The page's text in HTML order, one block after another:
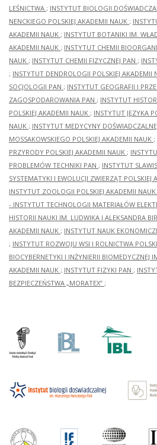
LEŚNICTWA ; INSTYTUT BIOLOGII
NENCKIEGO POLSKIEJ AKADEMII NAUK ;
AKADEMII NAUK ; INSTYTUT BOTANIKI IM.
AKADEMII NAUK ; INSTYTUT CHEMII
NAUK ; INSTYTUT CHEMII FIZYCZNEJ PAN ;
; INSTYTUT DENDROLOGII POLSKIEJ AKADEMII
SOCJOLOGII PAN ; INSTYTUT GEOGRAFII I
ZAGOSPODAROWANIA PAN ; INSTYTUT
POLSKIEJ AKADEMII NAUK ; INSTYTUT JĘZYKA
NAUK ; INSTYTUT MEDYCYNY
MOSSAKOWSKIEGO POLSKIEJ AKADEMII NAUK ;
PRZYRODY POLSKIEJ AKADEMII NAUK ;
PROBLEMÓW TECHNIKI PAN ; INSTYTUT
SYSTEMATYKI I EWOLUCJI ZWIERZĄT POLSKIEJ
INSTYTUT ZOOLOGII POLSKIEJ AKADEMII NAUK
- INSTYTUT TECHNOLOGII MATERIAŁÓW
HISTORII NAUKI IM. LUDWIKA I ALEKSANDRA
AKADEMII NAUK ; INSTYTUT NAUK
; INSTYTUT ROZWOJU WSI I ROLNICTWA
BIOCYBERNETYKI I INŻYNIERII BIOMEDYCZNEJ
AKADEMII NAUK ; INSTYTUT FIZYKI PAN ;
BEZPIECZEŃSTWA „MORATEX” ;